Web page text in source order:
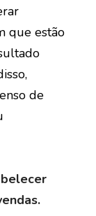
que estão
de